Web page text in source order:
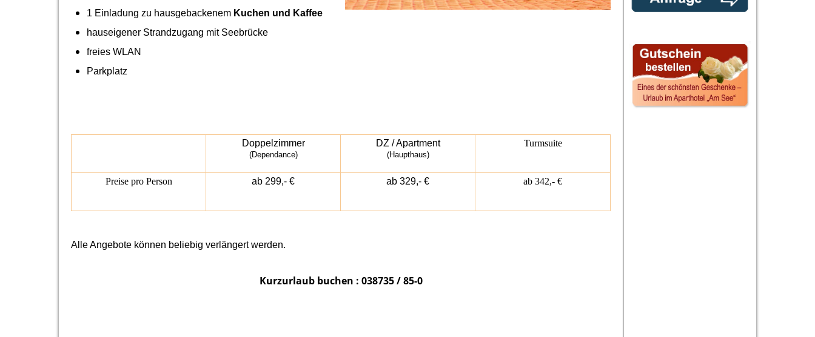
1 Einladung zu hausgebackenem Kuchen und Kaffee
hauseigener Strandzugang mit Seebrücke
freies WLAN
Parkplatz
Doppelzimmer
(Dependance)
DZ / Apartment
(Haupthaus)
Turmsuite
Preise pro Person ab 299,- € ab 329,- € ab 342,- €
Alle Angebote können beliebig verlängert werden.
Kurzurlaub buchen : 038735 / 85-0